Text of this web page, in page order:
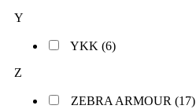
Y
YKK (6)
Z
ZEBRA ARMOUR (17)